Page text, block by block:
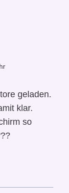
geladen.
klar.
so